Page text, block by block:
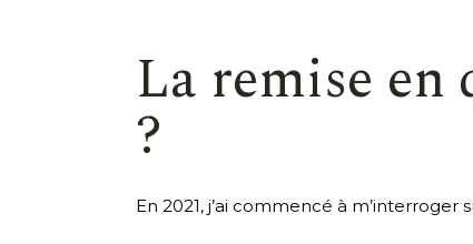
La remise en
?
En 2021, j’ai commencé à